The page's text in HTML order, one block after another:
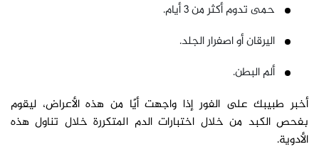
حمى تدوم أكثر من 3 أيام.
اليرقان أو اصفرار الجلد.
ألم البطن.
أخبر طبيبك على الفور إذا واجهت أيًا من هذه الأعراض، ليقوم
بفحص الكبد من خلال اختبارات الدم المتكررة خلال تناول هذه
الأدوية.